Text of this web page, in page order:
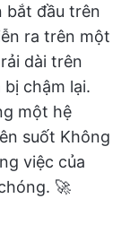
bắt đầu trên
ra trên một
dài trên
chậm lại.
một hệ
suốt Không
việc của
🚀